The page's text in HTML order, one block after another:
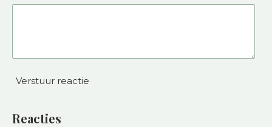
Verstuur reactie
Reacties